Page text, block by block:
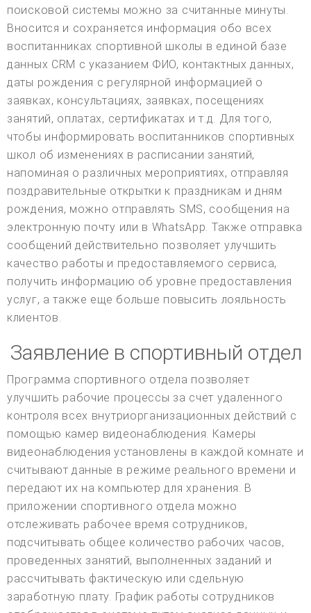
поисковой системы можно за считанные минуты.
Вносится и сохраняется информация обо всех
воспитанниках спортивной школы в единой базе
данных CRM с указанием ФИО, контактных данных,
даты рождения с регулярной информацией о
заявках, консультациях, заявках, посещениях
занятий, оплатах, сертификатах и т.д. Для того,
чтобы информировать воспитанников спортивных
школ об изменениях в расписании занятий,
напоминая о различных мероприятиях, отправляя
поздравительные открытки к праздникам и дням
рождения, можно отправлять SMS, сообщения на
электронную почту или в WhatsApp. Также отправка
сообщений действительно позволяет улучшить
качество работы и предоставляемого сервиса,
получить информацию об уровне предоставления
услуг, а также еще больше повысить лояльность
клиентов.
Заявление в спортивный отдел
Программа спортивного отдела позволяет
улучшить рабочие процессы за счет удаленного
контроля всех внутриорганизационных действий с
помощью камер видеонаблюдения. Камеры
видеонаблюдения установлены в каждой комнате и
считывают данные в режиме реального времени и
передают их на компьютер для хранения. В
приложении спортивного отдела можно
отслеживать рабочее время сотрудников,
подсчитывать общее количество рабочих часов,
проведенных занятий, выполненных заданий и
рассчитывать фактическую или сдельную
заработную плату. График работы сотрудников